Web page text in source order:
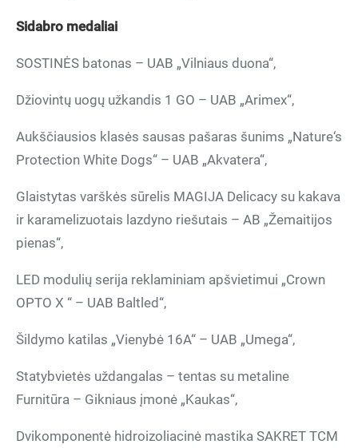
Sidabro medaliai
SOSTINĖS batonas – UAB „Vilniaus duona“,
Džiovintų uogų užkandis 1 GO – UAB „Arimex“,
Aukščiausios klasės sausas pašaras šunims „Nature‘s
Protection White Dogs“ – UAB „Akvatera“,
Glaistytas varškės sūrelis MAGIJA Delicacy su kakava
ir karamelizuotais lazdyno riešutais – AB „Žemaitijos
pienas“,
LED modulių serija reklaminiam apšvietimui „Crown
OPTO X “ – UAB Baltled“,
Šildymo katilas „Vienybė 16A“ – UAB „Umega“,
Statybvietės uždangalas – tentas su metaline
Furnitūra – Gikniaus įmonė „Kaukas“,
Dvikomponentė hidroizoliacinė mastika SAKRET TCM